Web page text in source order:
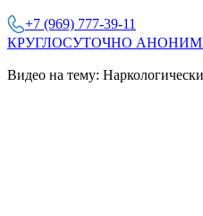
+7 (969) 777-39-11
КРУГЛОСУТОЧНО
Видео на тему: